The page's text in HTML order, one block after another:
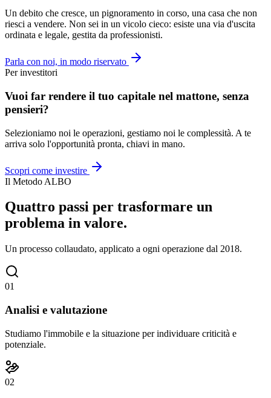
Un debito che cresce, un pignoramento in corso, una casa che non
riesci a vendere. Non sei in un vicolo cieco: esiste una via d'uscita
ordinata e legale, gestita da professionisti.
Parla con noi, in modo riservato
Per investitori
Vuoi far rendere il tuo capitale nel mattone, senza
pensieri?
Selezioniamo noi le operazioni, gestiamo noi le complessità. A te
arriva solo l'opportunità pronta, chiavi in mano.
Scopri come investire
Il Metodo ALBO
Quattro passi per trasformare un
problema in valore.
Un processo collaudato, applicato a ogni operazione dal 2018.
01
Analisi e valutazione
Studiamo l'immobile e la situazione per individuare criticità e
potenziale.
02